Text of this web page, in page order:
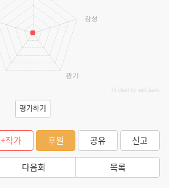
감성
광기
JS chart by amCharts
평가하기
+작가 후원 공유 신고
다음회 목록